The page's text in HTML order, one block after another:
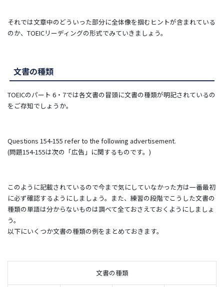
それでは文章中のどういった部分に全体像を掴むヒントが含まれている
のか、TOEICリーディングの形式でみていきましょう。
文書の種類
TOEICのパート 6・7では各文書の冒頭に文書の種類が明記されているの
をご存知でしょうか。
Questions 154-155 refer to the following advertisement.
(問題154-155は次の「広告」に関するものです。)
このように記載されているので今まで気にしていなかった方は一番最初
に必ず確認するようにしましょう。また、練習の段階でこうした文書の
種類の単語は分からないものは調べて全ておさえておくようにしましょ
う。
以下にいくつか文書の種類の例をまとめておきます。
文書の種類